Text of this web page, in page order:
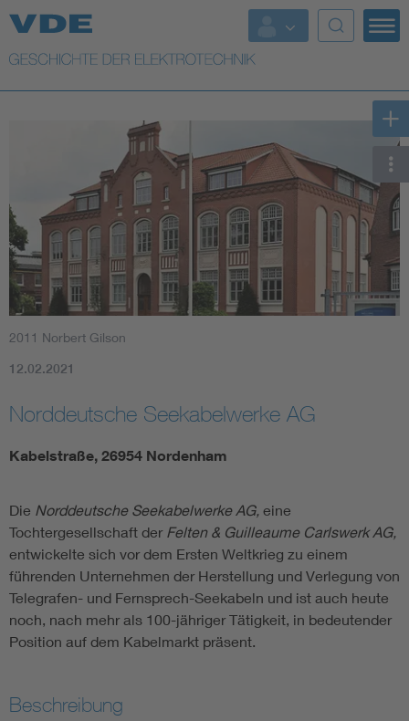
Top Themen
Weitere Themen
2011 Norbert Gilson
12.02.2021
Norddeutsche Seekabelwerke AG
Kabelstraße, 26954 Nordenham
Die Norddeutsche Seekabelwerke AG, eine
Tochtergesellschaft der Felten & Guilleaume Carlswerk AG,
entwickelte sich vor dem Ersten Weltkrieg zu einem
führenden Unternehmen der Herstellung und Verlegung von
Telegrafen- und Fernsprech-Seekabeln und ist auch heute
noch, nach mehr als 100-jähriger Tätigkeit, in bedeutender
Position auf dem Kabelmarkt präsent.
Beschreibung